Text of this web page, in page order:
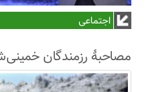
اجتماعی
سال63+فیلم